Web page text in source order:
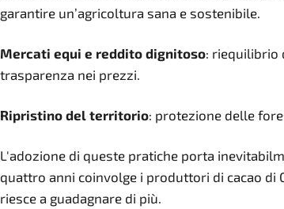
garantire un’agricoltura sana e sostenibile.
Mercati equi e reddito dignitoso: riequilibrio
trasparenza nei prezzi.
Ripristino del territorio: protezione delle
L'adozione di queste pratiche porta
quattro anni coinvolge i produttori di cacao di
riesce a guadagnare di più.